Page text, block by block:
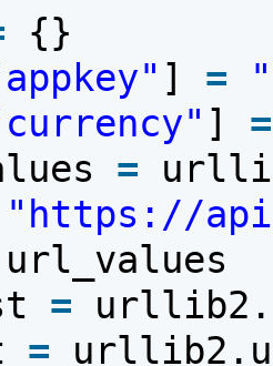
{}
] =
] =
=
"https://
url_values
=
=